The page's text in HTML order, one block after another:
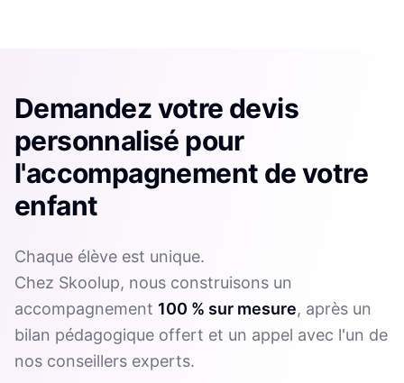
Demandez votre devis
personnalisé pour
l'accompagnement de votre
enfant
Chaque élève est unique.
Chez Skoolup, nous construisons un
accompagnement 100 % sur mesure, après un
bilan pédagogique offert et un appel avec l'un de
nos conseillers experts.